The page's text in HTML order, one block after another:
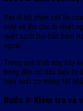
Đây là bộ phận cốt lõi
máy và đợi cho lò nhiệt
quét sạch bụi bẩn bám
ngoại.
Trong quá trình này, hãy
bóng đèn có dấu hiệu bị
hiệu suất co màng tốt
Bước 3: Kiểm tra và